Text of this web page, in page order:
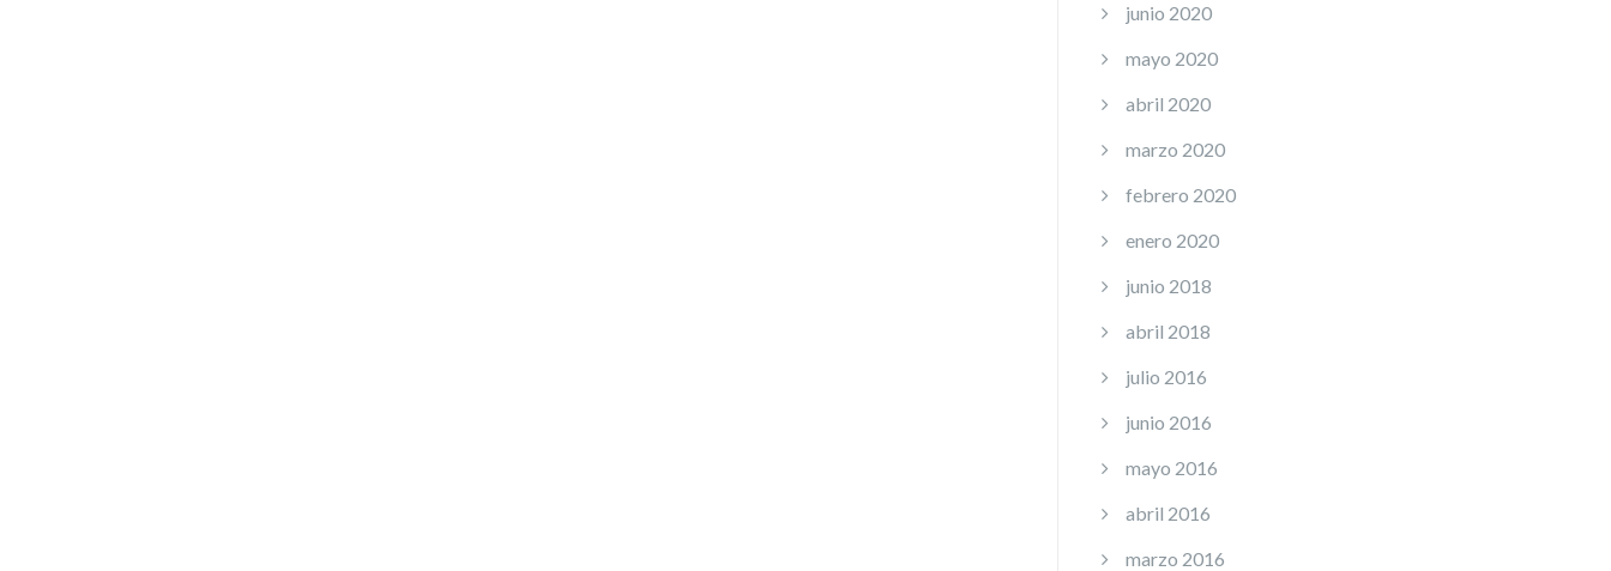
junio 2020
mayo 2020
abril 2020
marzo 2020
febrero 2020
enero 2020
junio 2018
abril 2018
julio 2016
junio 2016
mayo 2016
abril 2016
marzo 2016